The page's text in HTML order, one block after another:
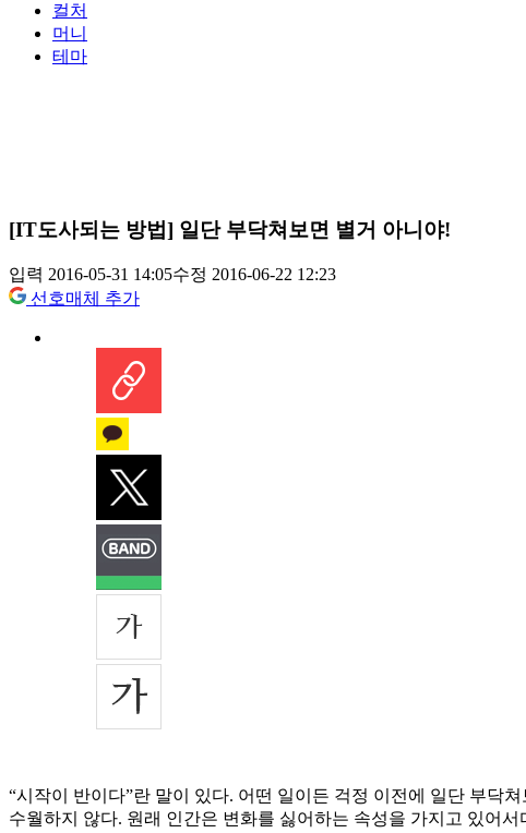
컬처
머니
테마
[IT도사되는 방법] 일단 부닥쳐보면 별거 아니야!
입력 2016-05-31 14:05수정 2016-06-22 12:23
선호매체 추가
“시작이 반이다”란 말이 있다. 어떤 일이든 걱정 이전에 일단 부닥
수월하지 않다. 원래 인간은 변화를 싫어하는 속성을 가지고 있어